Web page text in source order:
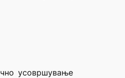
усовршување